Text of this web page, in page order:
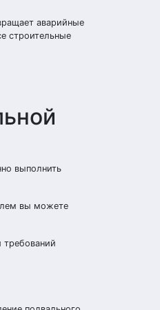
аварийные
строительные
выполнить
вы можете
требований